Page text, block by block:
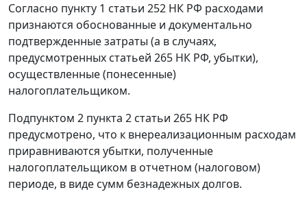
Согласно пункту 1 статьи 252 НК РФ расходами
признаются обоснованные и документально
подтвержденные затраты (а в случаях,
предусмотренных статьей 265 НК РФ, убытки),
осуществленные (понесенные)
налогоплательщиком.
Подпунктом 2 пункта 2 статьи 265 НК РФ
предусмотрено, что к внереализационным расходам
приравниваются убытки, полученные
налогоплательщиком в отчетном (налоговом)
периоде, в виде сумм безнадежных долгов.